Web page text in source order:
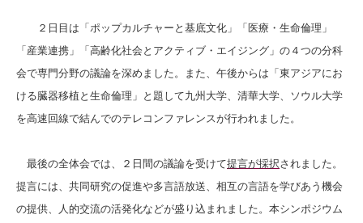
２日目は「ポップカルチャーと基底文化」「医療・生命倫理」
「産業連携」「高齢化社会とアクティブ・エイジング」の４つの分科
会で専門分野の議論を深めました。また、午後からは「東アジアにお
ける臓器移植と生命倫理」と題して九州大学、清華大学、ソウル大学
を高速回線で結んでのテレコンファレンスが行われました。
最後の全体会では、２日間の議論を受けて提言が採択されました。
提言には、共同研究の促進や多言語放送、相互の言語を学びあう機会
の提供、人的交流の活発化などが盛り込まれました。本シンポジウム